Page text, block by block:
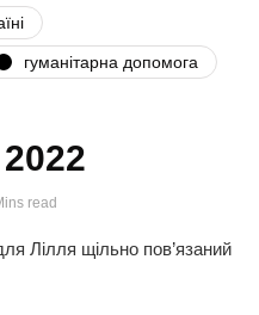
гуманітарна допомога
read
Лілля щільно пов’язаний